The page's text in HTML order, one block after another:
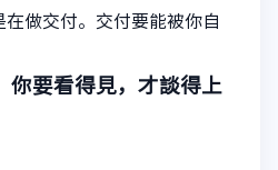
做交付。交付要能被你自
你要看得見，才談得上